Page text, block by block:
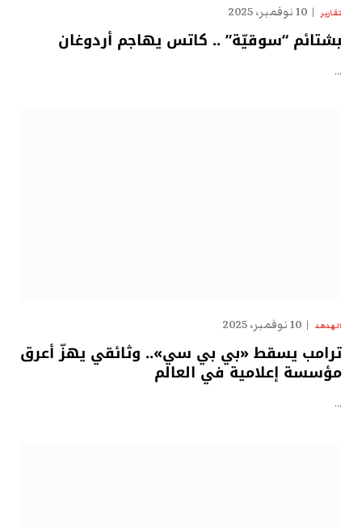
تقارير 10 نوفمبر، 2025
بشتائم “سوقيّة” .. كاتس يهاجم أردوغان
…
الهدهد 10 نوفمبر، 2025
ترامب يسقط «بي بي سي».. وثائقي يهزّ أعرق
مؤسسة إعلامية في العالم
…